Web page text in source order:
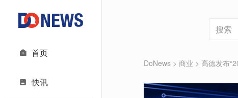
首页
快讯
DoNews > 商业 > 高德发布